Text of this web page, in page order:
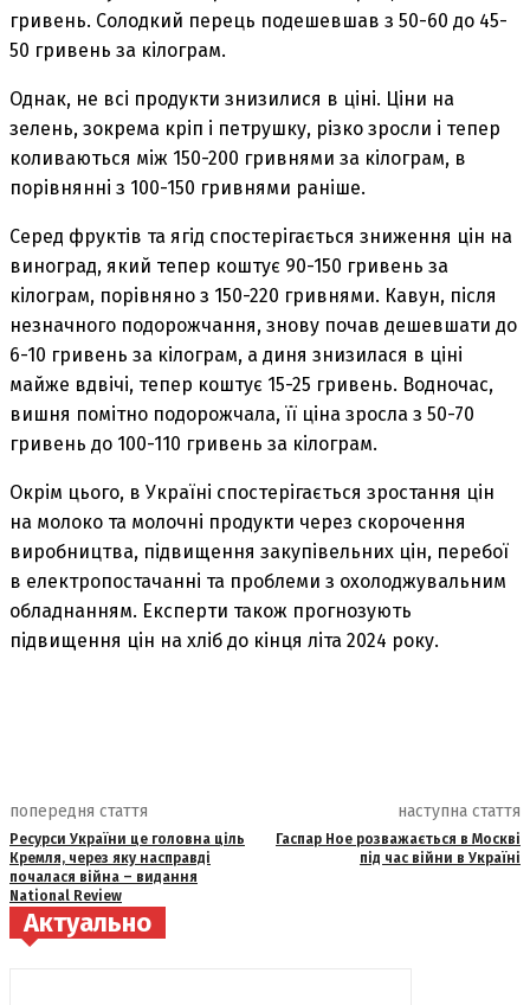
гривень. Солодкий перець подешевшав з 50-60 до 45-
50 гривень за кілограм.
Однак, не всі продукти знизилися в ціні. Ціни на
зелень, зокрема кріп і петрушку, різко зросли і тепер
коливаються між 150-200 гривнями за кілограм, в
порівнянні з 100-150 гривнями раніше.
Серед фруктів та ягід спостерігається зниження цін на
виноград, який тепер коштує 90-150 гривень за
кілограм, порівняно з 150-220 гривнями. Кавун, після
незначного подорожчання, знову почав дешевшати до
6-10 гривень за кілограм, а диня знизилася в ціні
майже вдвічі, тепер коштує 15-25 гривень. Водночас,
вишня помітно подорожчала, її ціна зросла з 50-70
гривень до 100-110 гривень за кілограм.
Окрім цього, в Україні спостерігається зростання цін
на молоко та молочні продукти через скорочення
виробництва, підвищення закупівельних цін, перебої
в електропостачанні та проблеми з охолоджувальним
обладнанням. Експерти також прогнозують
підвищення цін на хліб до кінця літа 2024 року.
попередня стаття
Ресурси України це головна ціль
Кремля, через яку насправді
почалася війна – видання
National Review
наступна стаття
Гаспар Ное розважається в Москві
під час війни в Україні
Актуально